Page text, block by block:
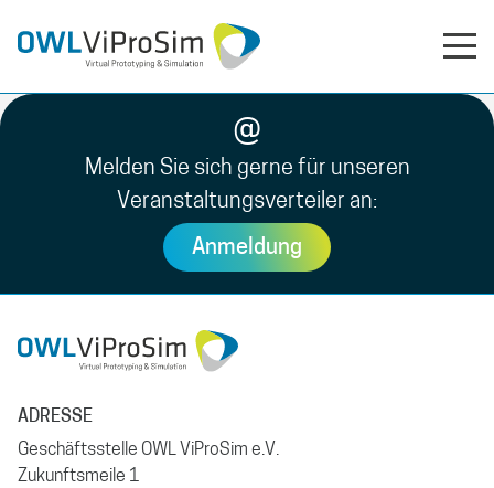
@
Melden Sie sich gerne für unseren
Veranstaltungsverteiler an:
Anmeldung
ADRESSE
Geschäftsstelle OWL ViProSim e.V.
Zukunftsmeile 1